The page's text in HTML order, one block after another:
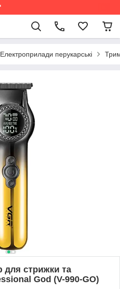
Електроприлади перукарські
для стрижки та
God (V-990-GO)